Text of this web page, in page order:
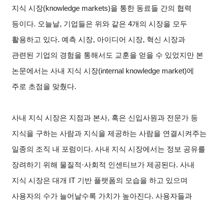
지식 시장(knowledge markets)을 통한 동료들 간의 협력
등이다. 오늘날, 기업들은 위와 같은 4개의 시장을 모두
활용하고 있다. 예측 시장, 아이디어 시장, 혁신 시장과
관련된 기업의 경험을 통해서도 교훈을 얻을 수 있었지만 본
논문에서는 사내 지식 시장(internal knowledge market)에
주로 초점을 맞췄다.
사내 지식 시장은 지점과 본사, 혹은 신입사원과 전문가 등
지식을 구하는 사람과 지식을 제공하는 사람을 연결시켜주는
일종의 조직 내 포럼이다. 사내 지식 시장에서는 정보 공유를
장려하기 위해 물질적·사회적 인센티브가 제공된다. 사내
지식 시장은 대개 IT 기반 플랫폼의 모습을 하고 있으며
사용자의 수가 늘어날수록 가치가 높아진다. 사용자들과